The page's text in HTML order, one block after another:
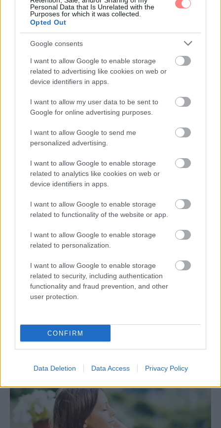
Personal Data that Is Unrelated with the
Purposes for which it was collected.
Opted Out
Google consents
I want to allow Google to enable storage
related to advertising like cookies on web or
device identifiers in apps.
I want to allow my user data to be sent to
Google for online advertising purposes.
I want to allow Google to send me
personalized advertising.
I want to allow Google to enable storage
related to analytics like cookies on web or
device identifiers in apps.
I want to allow Google to enable storage
related to functionality of the website or app.
I want to allow Google to enable storage
related to personalization.
I want to allow Google to enable storage
related to security, including authentication
functionality and fraud prevention, and other
user protection.
CONFIRM
Data Deletion Data Access Privacy Policy
A fényesebb, puhább és rendezettebb hatású haj
sokszor apró szokásokon múlik. Mutatjuk, hogyan
hozhatsz ki többet a tincseidből túlbonyolított rutin
Emma
változás, és mikor kérj segítséget?
A ciklusod sokat elárulhat rólad: néha természetes, ha
változik, de az erős fájdalom, rendszertelenség vagy
szokatlan vérzés már jelzés lehet, hogy érdemes